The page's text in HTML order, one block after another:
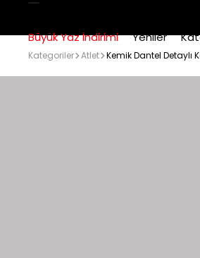
Büyük Yaz İndirimi Yeniler
Kategoriler Atlet Kemik Dantel Detaylı